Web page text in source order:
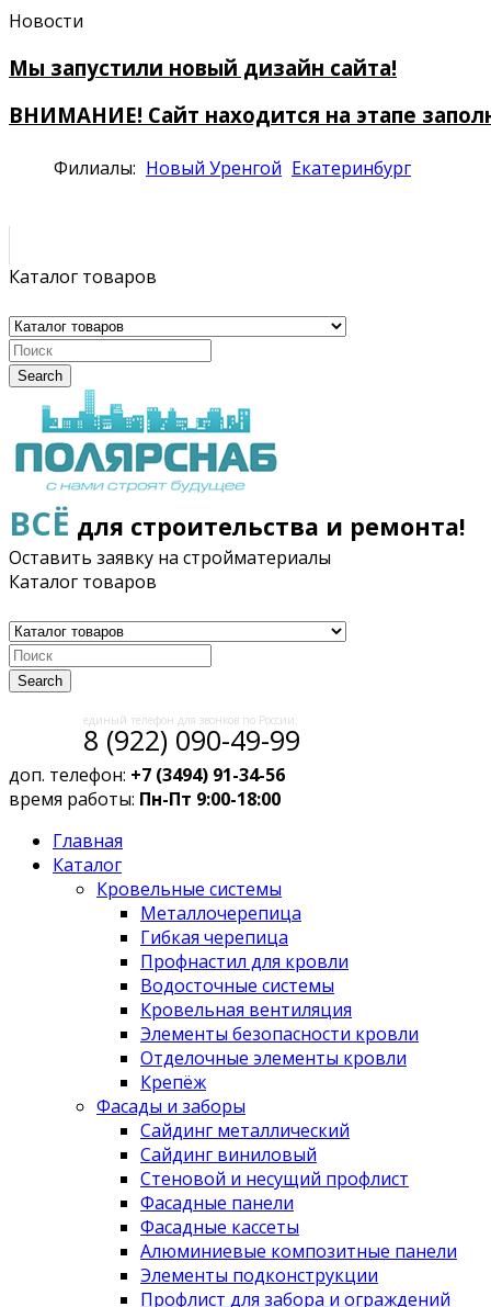
Новости
Мы запустили новый дизайн сайта!
ВНИМАНИЕ! Сайт находится на этапе
Филиалы: Новый Уренгой Екатеринбург
Каталог товаров
Search
ВСЁ для строительства и ремонта!
Оставить заявку на стройматериалы
Каталог товаров
Search
единый телефон для звонков по России:
8 (922) 090-49-99
доп. телефон: +7 (3494) 91-34-56
время работы: Пн-Пт 9:00-18:00
Главная
Каталог
Кровельные системы
Металлочерепица
Гибкая черепица
Профнастил для кровли
Водосточные системы
Кровельная вентиляция
Элементы безопасности кровли
Отделочные элементы кровли
Крепёж
Фасады и заборы
Сайдинг металлический
Сайдинг виниловый
Стеновой и несущий профлист
Фасадные панели
Фасадные кассеты
Алюминиевые композитные панели
Элементы подконструкции
Профлист для забора и ограждений